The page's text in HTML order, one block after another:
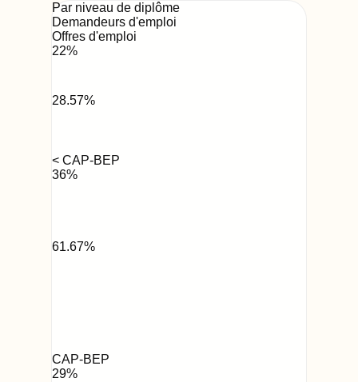
Par niveau de diplôme
Demandeurs d'emploi
Offres d'emploi
22%
28.57%
< CAP-BEP
36%
61.67%
CAP-BEP
29%